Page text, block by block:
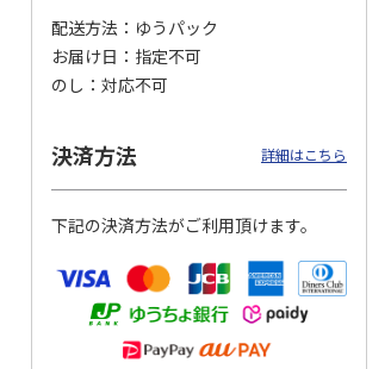
ペット線香 虹のか
なた フルーティフ
ローラルの香り
590円
(送料別・税込) (送料別・税込)
配送方法
ゆうパック
お届け日
指定不可
のし
対応不可
決済方法 詳細はこちら
下記の決済方法がご利用頂けます。